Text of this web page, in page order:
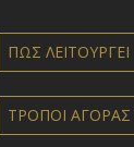
ΠΩΣ ΛΕΙΤΟΥΡΓΕΙ
ΤΡΟΠΟΙ ΑΓΟΡΑΣ